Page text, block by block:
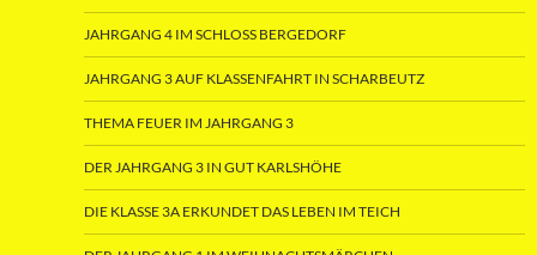
JAHRGANG 4 IM SCHLOSS BERGEDORF
JAHRGANG 3 AUF KLASSENFAHRT IN SCHARBEUTZ
THEMA FEUER IM JAHRGANG 3
DER JAHRGANG 3 IN GUT KARLSHÖHE
DIE KLASSE 3A ERKUNDET DAS LEBEN IM TEICH